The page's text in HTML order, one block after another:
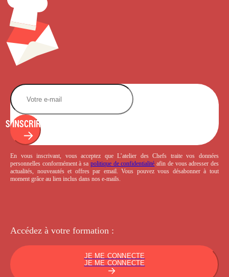
S'INSCRIRE
En vous inscrivant, vous acceptez que L’atelier des Chefs traite vos données
personnelles conformément à sa politique de confidentialité afin de vous adresser des
actualités, nouveautés et offres par email. Vous pouvez vous désabonner à tout
moment grâce au lien inclus dans nos e-mails.
Accédez à votre formation :
JE ME CONNECTE
JE ME CONNECTE